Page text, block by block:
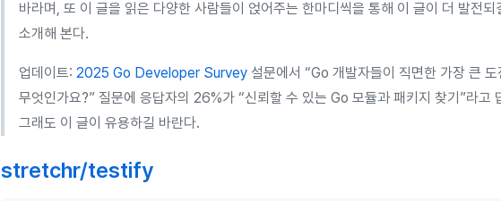
바라며, 또 이 글을 읽은 다양한 사람들이 얹어주는 한마디씩을 통해 이 글이 더 발전되
소개해 본다.
업데이트: 2025 Go Developer Survey 설문에서 “Go 개발자들이 직면한 가장 큰 도
무엇인가요?” 질문에 응답자의 26%가 “신뢰할 수 있는 Go 모듈과 패키지 찾기”라고
그래도 이 글이 유용하길 바란다.
stretchr/testify